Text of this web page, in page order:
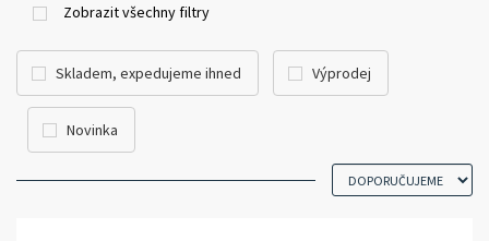
Zobrazit všechny filtry
Skladem, expedujeme ihned Výprodej
Novinka